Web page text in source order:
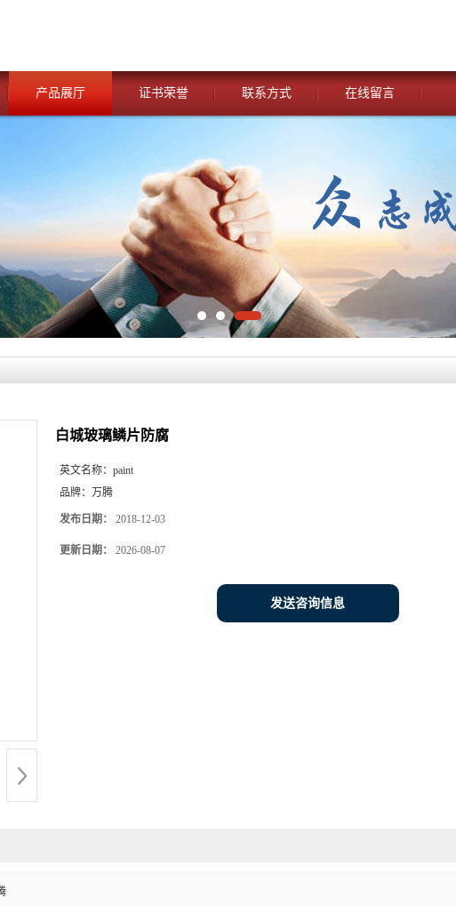
产品展厅 证书荣誉 联系方式 在线留言
白城玻璃鳞片防腐
英文名称： paint
品牌： 万腾
发布日期： 2018-12-03
更新日期： 2026-08-07
发送咨询信息